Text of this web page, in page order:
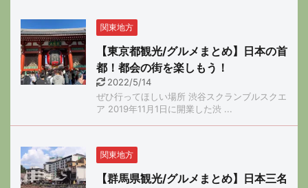
関東地方
【東京都観光/グルメまとめ】日本の首
都！都会の街を楽しもう！
2022/5/14
ぜひ行ってほしい場所 渋谷スクランブルスクエ
ア 2019年11月1日に開業した渋 ...
関東地方
【群馬県観光/グルメまとめ】日本三名